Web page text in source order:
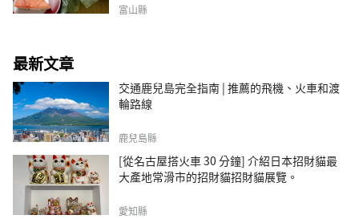
富山縣
最新文章
交通鹿兒島完全指南 | 推薦的飛機、火車和渡
輪路線
鹿兒島縣
[從名古屋搭火車 30 分鐘] 介紹日本招財貓最
大產地常滑市的招財貓招財貓展覽。
愛知縣